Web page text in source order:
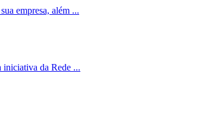
empresa, além ...
iniciativa da Rede ...